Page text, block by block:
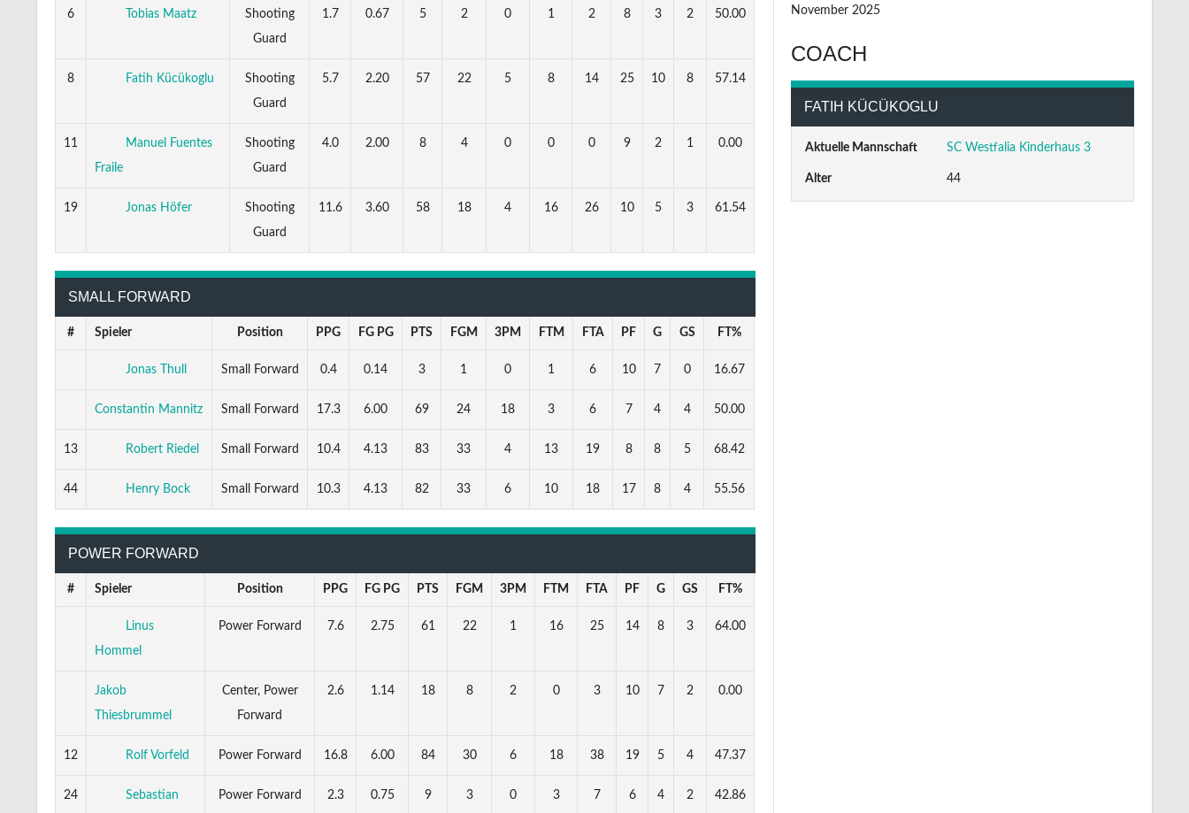
6 Tobias Maatz
Shooting
Guard
1.7 0.67 5 2 0 1 2 8 3 2 50.00
8 Fatih Kücükoglu
Shooting
Guard
5.7 2.20 57 22 5 8 14 25 10 8 57.14
11 Manuel Fuentes
Fraile
Shooting
Guard
4.0 2.00 8 4 0 0 0 9 2 1 0.00
19 Jonas Höfer
Shooting
Guard
11.6 3.60 58 18 4 16 26 10 5 3 61.54
SMALL FORWARD
# Spieler Position PPG FG PG PTS FGM 3PM FTM FTA PF G GS FT%
Jonas Thull Small Forward 0.4 0.14 3 1 0 1 6 10 7 0 16.67
Constantin Mannitz Small Forward 17.3 6.00 69 24 18 3 6 7 4 4 50.00
13 Robert Riedel Small Forward 10.4 4.13 83 33 4 13 19 8 8 5 68.42
44 Henry Bock Small Forward 10.3 4.13 82 33 6 10 18 17 8 4 55.56
POWER FORWARD
# Spieler Position PPG FG PG PTS FGM 3PM FTM FTA PF G GS FT%
Linus
Hommel
Power Forward 7.6 2.75 61 22 1 16 25 14 8 3 64.00
Jakob
Thiesbrummel
Center, Power
Forward
2.6 1.14 18 8 2 0 3 10 7 2 0.00
12 Rolf Vorfeld Power Forward 16.8 6.00 84 30 6 18 38 19 5 4 47.37
24 Sebastian Power Forward 2.3 0.75 9 3 0 3 7 6 4 2 42.86
November 2025
COACH
FATIH KÜCÜKOGLU
Aktuelle Mannschaft SC Westfalia Kinderhaus 3
Alter 44